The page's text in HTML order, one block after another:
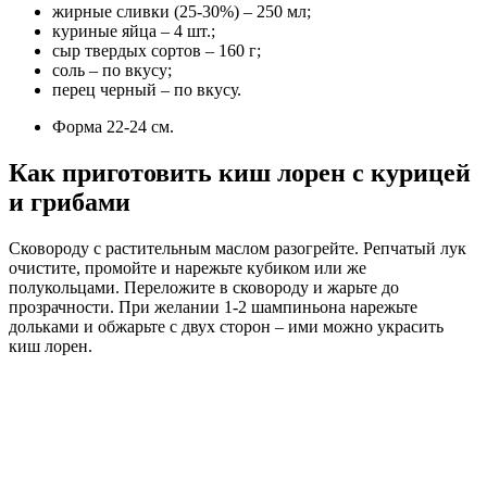
жирные сливки (25-30%) – 250 мл;
куриные яйца – 4 шт.;
сыр твердых сортов – 160 г;
соль – по вкусу;
перец черный – по вкусу.
Форма 22-24 см.
Как приготовить киш лорен с курицей
и грибами
Сковороду с растительным маслом разогрейте. Репчатый лук
очистите, промойте и нарежьте кубиком или же
полукольцами. Переложите в сковороду и жарьте до
прозрачности. При желании 1-2 шампиньона нарежьте
дольками и обжарьте с двух сторон – ими можно украсить
киш лорен.